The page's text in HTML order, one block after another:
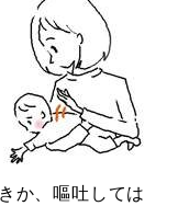
か、嘔吐しては